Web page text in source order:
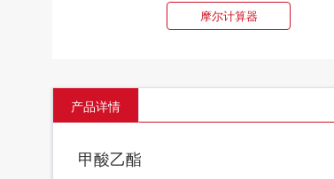
摩尔计算器
产品详情
甲酸乙酯